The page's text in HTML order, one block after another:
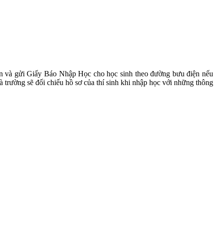
gửi Giấy Báo Nhập Học cho học sinh theo đường bưu điện nếu
sẽ đối chiếu hồ sơ của thí sinh khi nhập học với những thông